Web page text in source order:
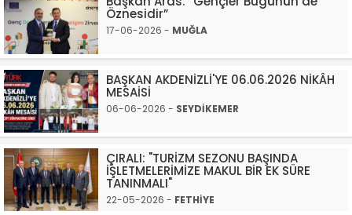
Öznesidir”
17-06-2026 - MUĞLA
BAŞKAN AKDENİZLİ'YE 06.06.2026 NİKÂH
MESAİSİ
06-06-2026 - SEYDİKEMER
ÇIRALI: "TURİZM SEZONU BAŞINDA
İŞLETMELERİMİZE MAKUL BİR EK SÜRE
TANINMALI"
22-05-2026 - FETHİYE